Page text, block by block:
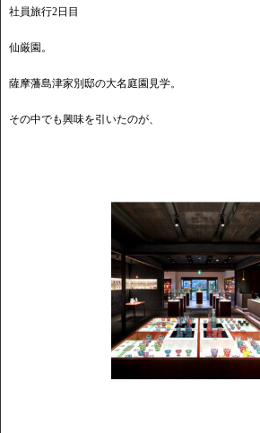
社員旅行2日目
仙厳園。
薩摩藩島津家別邸の大名庭園見学。
その中でも興味を引いたのが、